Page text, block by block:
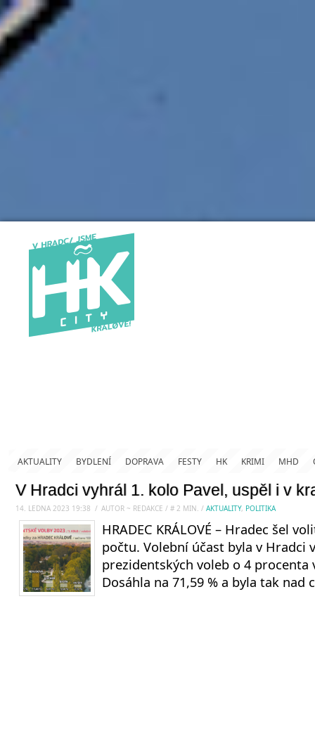
AKTUALITY BYDLENÍ DOPRAVA FESTY HK KRIMI MHD
V Hradci vyhrál 1. kolo Pavel, uspěl i v
14. LEDNA 2023 19:38 / AUTOR ~ REDAKCE / # 2 MIN. / AKTUALITY, POLITIKA
HRADEC KRÁLOVÉ – Hradec šel
počtu. Volební účast byla v Hradci
prezidentských voleb o 4 procenta
Dosáhla na 71,59 % a byla tak nad